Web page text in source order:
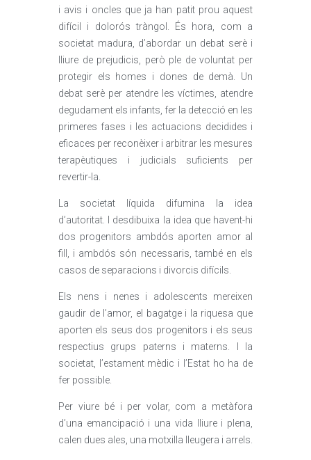
i avis i oncles que ja han patit prou aquest
difícil i dolorós tràngol. És hora, com a
societat madura, d’abordar un debat serè i
lliure de prejudicis, però ple de voluntat per
protegir els homes i dones de demà. Un
debat serè per atendre les víctimes, atendre
degudament els infants, fer la detecció en les
primeres fases i les actuacions decidides i
eficaces per reconèixer i arbitrar les mesures
terapèutiques i judicials suficients per
revertir-la.
La societat líquida difumina la idea
d’autoritat. I desdibuixa la idea que havent-hi
dos progenitors ambdós aporten amor al
fill, i ambdós són necessaris, també en els
casos de separacions i divorcis difícils.
Els nens i nenes i adolescents mereixen
gaudir de l’amor, el bagatge i la riquesa que
aporten els seus dos progenitors i els seus
respectius grups paterns i materns. I la
societat, l’estament mèdic i l’Estat ho ha de
fer possible.
Per viure bé i per volar, com a metàfora
d’una emancipació i una vida lliure i plena,
calen dues ales, una motxilla lleugera i arrels.